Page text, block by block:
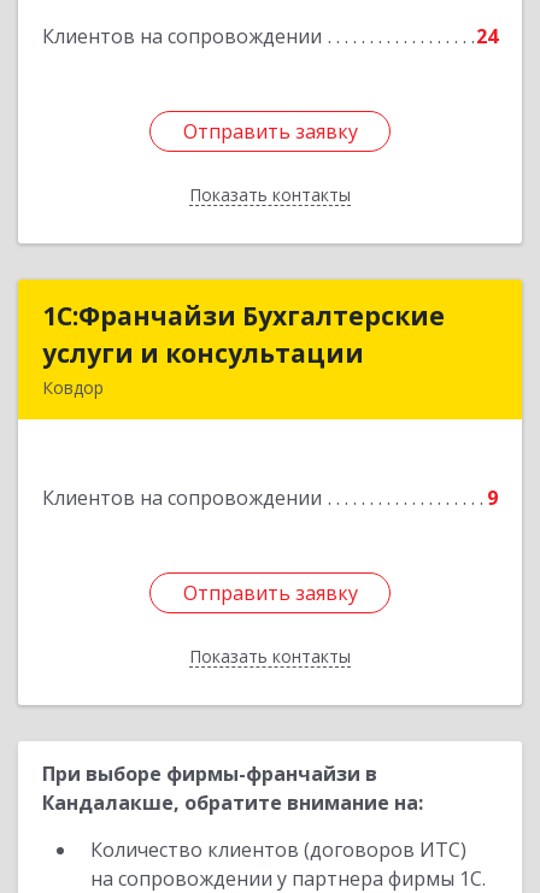
Клиентов на сопровождении 24
Отправить заявку
Показать контакты
Отправить заявку
Назад
1С:Франчайзи Бухгалтерские
услуги и консультации
Ковдор
Клиентов на сопровождении 9
Отправить заявку
Показать контакты
1С:Франчайзи Бухгалтерские
услуги и консультации
Отправить заявку
Назад
При выборе фирмы-франчайзи в
Кандалакше, обратите внимание на:
Количество клиентов (договоров ИТС)
на сопровождении у партнера фирмы 1С.